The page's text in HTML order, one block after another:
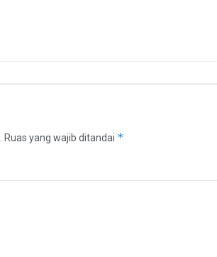
Ruas yang wajib ditandai *